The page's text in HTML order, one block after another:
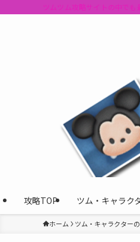
ツムツム攻略サイトの中で
攻略TOP ツム・キャラク
ホーム ツム・キャラクター